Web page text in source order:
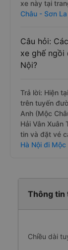
xe này tại
Châu - Sơn La
Câu hỏi:
xe ghế ngồi
Nội?
Trả lời: Hiện
trên tuyến
Anh (Mộc
Hải Vân Xuân
tin và đặt vé
Hà Nội đi
Thông tin
Chiều dài